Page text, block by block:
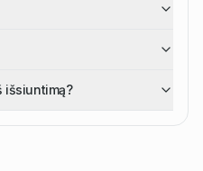
išsiuntimą?